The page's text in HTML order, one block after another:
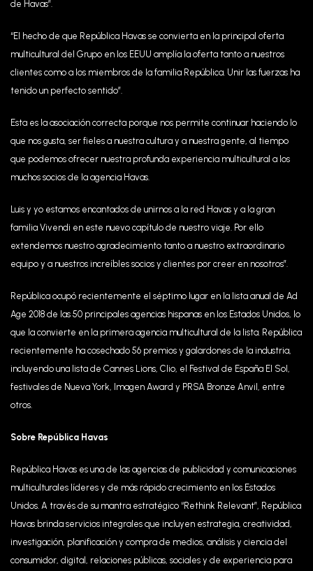
de Havas”.
“El hecho de que República Havas se convierta en la principal oferta
multicultural del Grupo en los EEUU amplía la oferta tanto a nuestros
clientes como a los miembros de la familia República. Unir las fuerzas ha
tenido un perfecto sentido”.
Esta es la asociación correcta porque nos permite continuar haciendo lo
que nos gusta, ser fieles a nuestra cultura y a nuestra gente, al tiempo
que podemos ofrecer nuestra profunda experiencia multicultural a los
muchos socios de la agencia Havas.
Luis y yo estamos encantados de unirnos a la red Havas y a la gran
familia Vivendi en este nuevo capítulo de nuestro viaje. Por ello
extendemos nuestro agradecimiento tanto a nuestro extraordinario
equipo y a nuestros increíbles socios y clientes por creer en nosotros”.
República ocupó recientemente el séptimo lugar en la lista anual de Ad
Age 2018 de las 50 principales agencias hispanas en los Estados Unidos, lo
que la convierte en la primera agencia multicultural de la lista. República
recientemente ha cosechado 56 premios y galardones de la industria,
incluyendo una lista de Cannes Lions, Clio, el Festival de España El Sol,
festivales de Nueva York, Imagen Award y PRSA Bronze Anvil, entre
otros.
Sobre República Havas
República Havas es una de las agencias de publicidad y comunicaciones
multiculturales líderes y de más rápido crecimiento en los Estados
Unidos. A través de su mantra estratégico “Rethink Relevant”, República
Havas brinda servicios integrales que incluyen estrategia, creatividad,
investigación, planificación y compra de medios, análisis y ciencia del
consumidor, digital, relaciones públicas, sociales y de experiencia para